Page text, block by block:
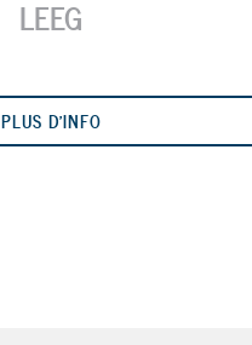
LEEG
PLUS D'INFO